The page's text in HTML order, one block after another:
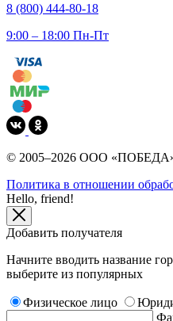
8 (800) 444-80-18
9:00 – 18:00 Пн-Пт
© 2005–2026 ООО
Политика в отношении
Hello, friend!
Добавить получателя
Начните вводить название
выберите из популярных
Физическое лицо